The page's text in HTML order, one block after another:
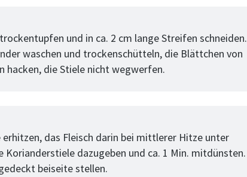
und in ca. 2 cm lange Streifen schneiden.
waschen und trockenschütteln, die Blättchen von
hacken, die Stiele nicht wegwerfen.
das Fleisch darin bei mittlerer Hitze unter
Korianderstiele dazugeben und ca. 1 Min. mitdünsten.
beiseite stellen.